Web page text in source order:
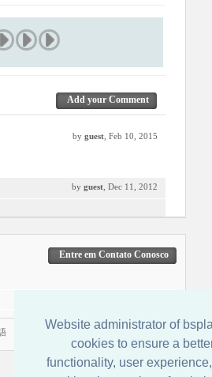
Website administrator of
cookies to ensure a
functionality, user
Add your Comment
by guest , Feb 10, 2015
by guest , Dec 11, 2012
Entre em Contato Conosco